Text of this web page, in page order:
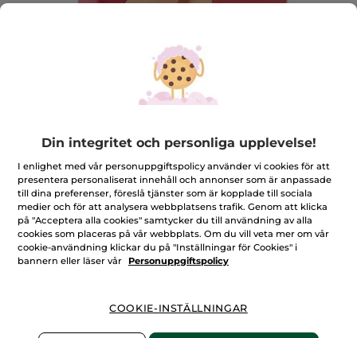
Överraskning värd 439 Kr
Överraskning värd 439 Kr
★★★★★
★★★★★
Inget
omdöme
för
LÄGG TILL RECENSION
Bevaka produkt
Säker betalning med Klarna
Din integritet och personliga upplevelse!
I enlighet med vår personuppgiftspolicy använder vi cookies för att
presentera personaliserat innehåll och annonser som är anpassade
till dina preferenser, föreslå tjänster som är kopplade till sociala
medier och för att analysera webbplatsens trafik. Genom att klicka
på "Acceptera alla cookies" samtycker du till användning av alla
cookies som placeras på vår webbplats. Om du vill veta mer om vår
cookie-användning klickar du på "Inställningar för Cookies" i
bannern eller läser vår
Personuppgiftspolicy
COOKIE-INSTÄLLNINGAR